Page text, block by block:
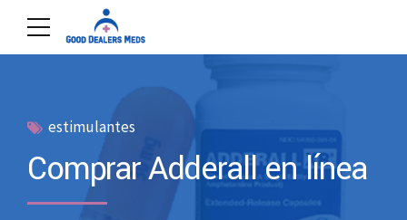
estimulantes
Comprar Adderall en línea